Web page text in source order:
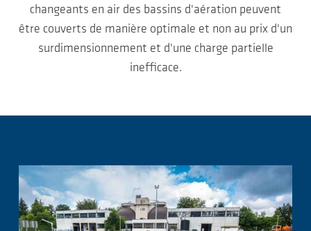
changeants en air des bassins d'aération peuvent
être couverts de manière optimale et non au prix d'un
surdimensionnement et d'une charge partielle
inefficace.